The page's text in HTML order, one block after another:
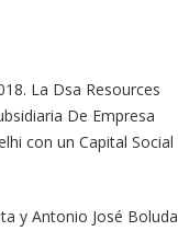
La Dsa Resources
De Empresa
con un Capital Social
y Antonio José Boluda